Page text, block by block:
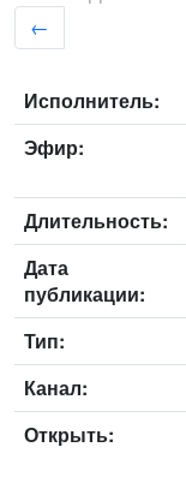
←
Исполнитель:
Эфир:
Длительность:
Дата
публикации:
Тип:
Канал:
Открыть: